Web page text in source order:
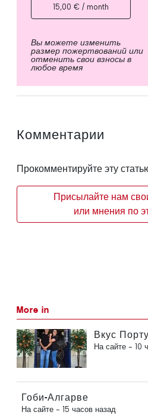
15,00 € / month
Вы можете изменить
размер пожертвований или
отменить свои взносы в
любое время
Комментарии
Прокомментируйте эту
Присылайте нам
или мнения по
More in
Вкус
На сайте - 10
Гоби-Алгарве
На сайте - 15 часов назад